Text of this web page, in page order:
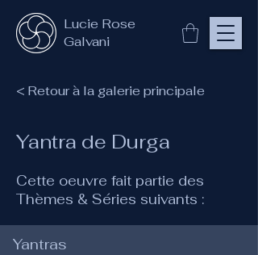
Lucie Rose
Galvani
< Retour à la galerie principale
Yantra de Durga
Cette oeuvre fait partie des
Thèmes & Séries suivants :
Yantras